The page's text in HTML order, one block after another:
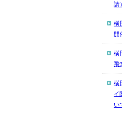
請）
横
開
横
飛
横
イ
い